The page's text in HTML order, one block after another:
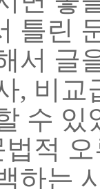
틀린
서 글
, 비교
수 있
법적
하는